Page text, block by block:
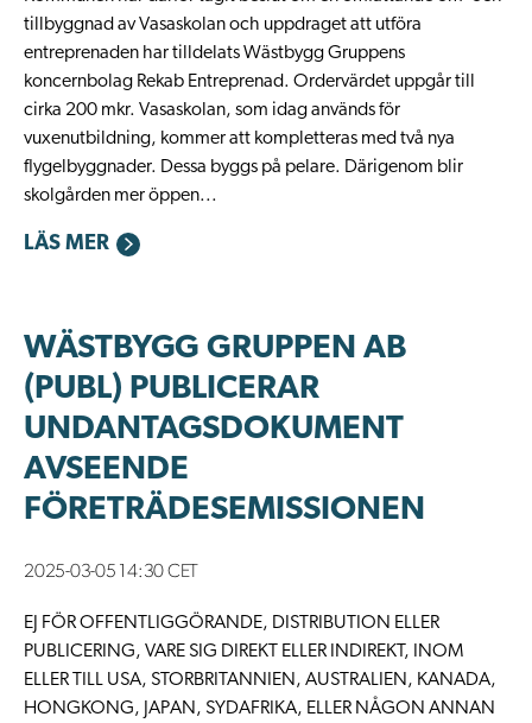
tillbyggnad av Vasaskolan och uppdraget att utföra
entreprenaden har tilldelats Wästbygg Gruppens
koncernbolag Rekab Entreprenad. Ordervärdet uppgår till
cirka 200 mkr. Vasaskolan, som idag används för
vuxenutbildning, kommer att kompletteras med två nya
flygelbyggnader. Dessa byggs på pelare. Därigenom blir
skolgården mer öppen...
LÄS MER
WÄSTBYGG GRUPPEN AB
(PUBL) PUBLICERAR
UNDANTAGSDOKUMENT
AVSEENDE
FÖRETRÄDESEMISSIONEN
2025-03-05 14:30 CET
EJ FÖR OFFENTLIGGÖRANDE, DISTRIBUTION ELLER
PUBLICERING, VARE SIG DIREKT ELLER INDIREKT, INOM
ELLER TILL USA, STORBRITANNIEN, AUSTRALIEN, KANADA,
HONGKONG, JAPAN, SYDAFRIKA, ELLER NÅGON ANNAN